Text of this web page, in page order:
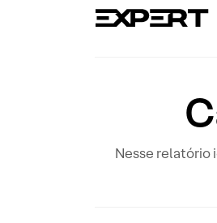
Nesse relatório